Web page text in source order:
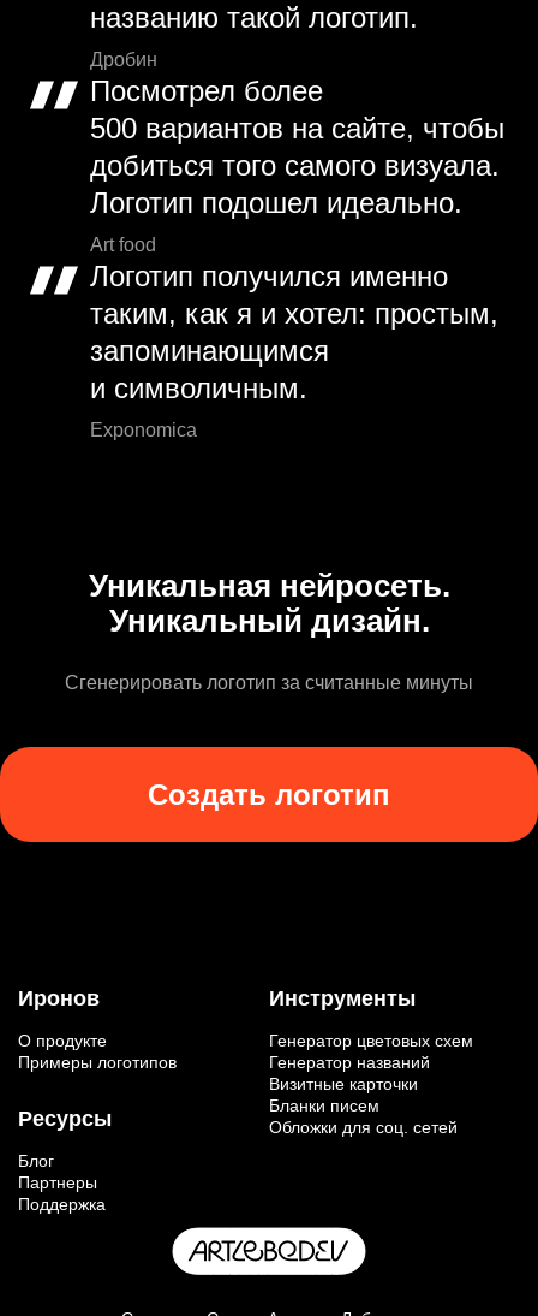
названию такой логотип.
Дробин
Посмотрел более
500 вариантов на сайте, чтобы
добиться того самого визуала.
Логотип подошел идеально.
Art food
Логотип получился именно
таким, как я и хотел: простым,
запоминающимся
и символичным.
Exponomica
Уникальная нейросеть.
Уникальный дизайн.
Сгенерировать логотип за считанные минуты
Создать логотип
Иронов
О продукте
Примеры логотипов
Ресурсы
Блог
Партнеры
Поддержка
Инструменты
Генератор цветовых схем
Генератор названий
Визитные карточки
Бланки писем
Обложки для соц. сетей